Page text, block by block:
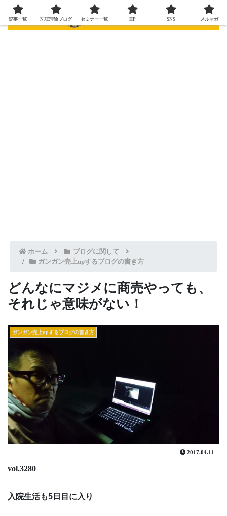
ホーム
ブログに関して
ガンガン売上upするブログの書き方
どんなにマジメに商売やっても、
それじゃ意味がない！
ガンガン売上upするブログの書き方
2017.04.11
vol.3280
入院生活も5日目に入り
記事一覧 NJE理論ブログ セミナー一覧 HP SNS メルマガ